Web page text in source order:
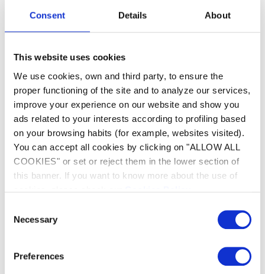
Consent Details About
This website uses cookies
We use cookies, own and third party, to ensure the
proper functioning of the site and to analyze our services,
improve your experience on our website and show you
ads related to your interests according to profiling based
on your browsing habits (for example, websites visited).
You can accept all cookies by clicking on "ALLOW ALL
COOKIES" or set or reject them in the lower section of
this banner. If you want to know more about the use of
Selection
Necessary
Preferences
Uklízecí roboti Filtrační vybavení
Úprava vody Topení